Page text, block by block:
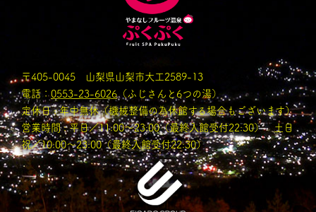
〒405-0045 山梨県山梨市大工2589-13
電話：0553-23-6026 （ふじさんと6つの湯）
定休日 : 年中無休（機械整備の為休館する場合もございます）
営業時間 : 平日／11:00〜23:00（最終入館受付22:30） 土日
祝／10:00～23:00（最終入館受付22:30）